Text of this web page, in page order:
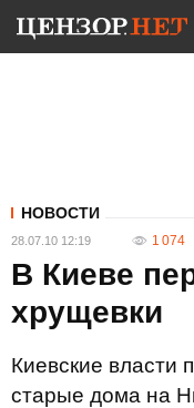
НОВОСТИ
28.07.10 12:19 1 074
В Киеве
хрущевки
Киевские власти
старые дома на